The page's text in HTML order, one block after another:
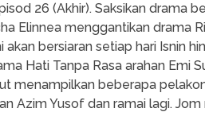
26 (Akhir). Saksikan drama
Elinnea menggantikan drama
bersiaran setiap hari Isnin
Hati Tanpa Rasa arahan Emi
menampilkan beberapa
Azim Yusof dan ramai lagi.